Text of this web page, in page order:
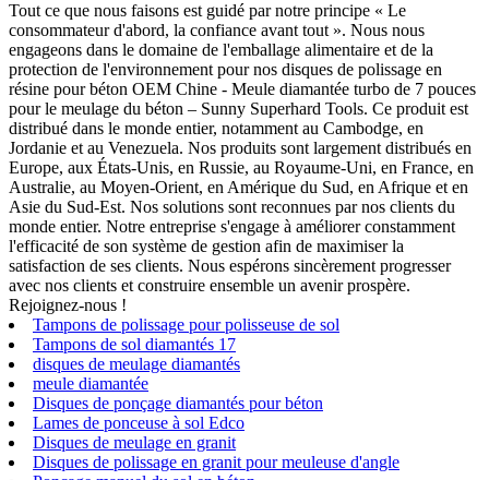
Tout ce que nous faisons est guidé par notre principe « Le
consommateur d'abord, la confiance avant tout ». Nous nous
engageons dans le domaine de l'emballage alimentaire et de la
protection de l'environnement pour nos disques de polissage en
résine pour béton OEM Chine - Meule diamantée turbo de 7 pouces
pour le meulage du béton – Sunny Superhard Tools. Ce produit est
distribué dans le monde entier, notamment au Cambodge, en
Jordanie et au Venezuela. Nos produits sont largement distribués en
Europe, aux États-Unis, en Russie, au Royaume-Uni, en France, en
Australie, au Moyen-Orient, en Amérique du Sud, en Afrique et en
Asie du Sud-Est. Nos solutions sont reconnues par nos clients du
monde entier. Notre entreprise s'engage à améliorer constamment
l'efficacité de son système de gestion afin de maximiser la
satisfaction de ses clients. Nous espérons sincèrement progresser
avec nos clients et construire ensemble un avenir prospère.
Rejoignez-nous !
Tampons de polissage pour polisseuse de sol
Tampons de sol diamantés 17
disques de meulage diamantés
meule diamantée
Disques de ponçage diamantés pour béton
Lames de ponceuse à sol Edco
Disques de meulage en granit
Disques de polissage en granit pour meuleuse d'angle